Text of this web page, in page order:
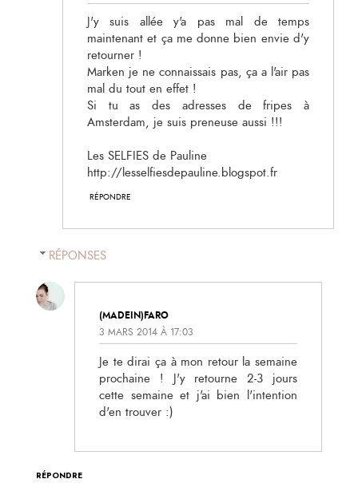
J'y suis allée y'a pas mal de temps
maintenant et ça me donne bien envie d'y
retourner !
Marken je ne connaissais pas, ça a l'air pas
mal du tout en effet !
Si tu as des adresses de fripes à
Amsterdam, je suis preneuse aussi !!!
Les SELFIES de Pauline
http://lesselfiesdepauline.blogspot.fr
RÉPONDRE
RÉPONSES
(MADEIN)FARO
3 MARS 2014 À 17:03
Je te dirai ça à mon retour la semaine
prochaine ! J'y retourne 2-3 jours
cette semaine et j'ai bien l'intention
d'en trouver :)
RÉPONDRE